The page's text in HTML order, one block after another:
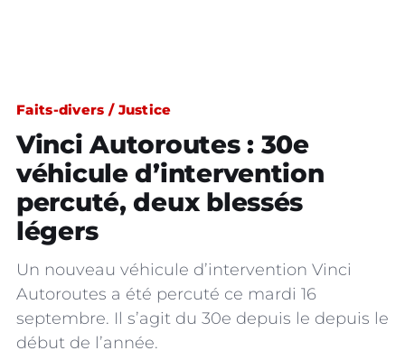
Faits-divers / Justice
Vinci Autoroutes : 30e
véhicule d’intervention
percuté, deux blessés
légers
Un nouveau véhicule d’intervention Vinci
Autoroutes a été percuté ce mardi 16
septembre. Il s’agit du 30e depuis le depuis le
début de l’année.